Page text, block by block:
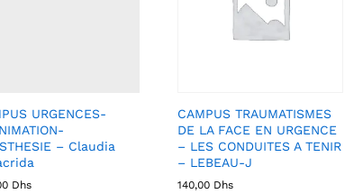
URGENCES-
– Claudia
Dhs
CAMPUS TRAUMATISMES
DE LA FACE EN URGENCE
– LES CONDUITES A TENIR
– LEBEAU-J
140,00 Dhs